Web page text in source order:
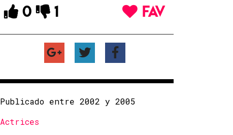
0 1 FAV
Publicado entre 2002 y 2005
Actrices